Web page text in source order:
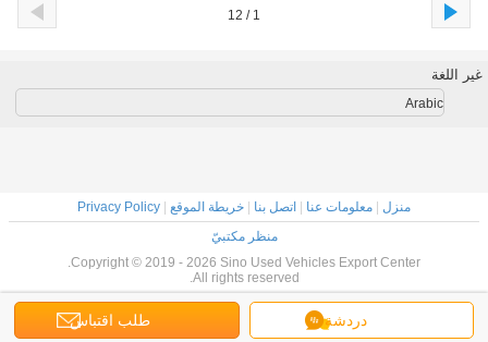
1 / 12
دردشة طلب اقتباس
غير اللغة
Arabic
منزل معلومات عنا اتصل بنا خريطة الموقع
Privacy Policy
منظر مكتبيّ
Copyright © 2019 - 2026 Sino Used Vehicles Export Center.
All rights reserved.